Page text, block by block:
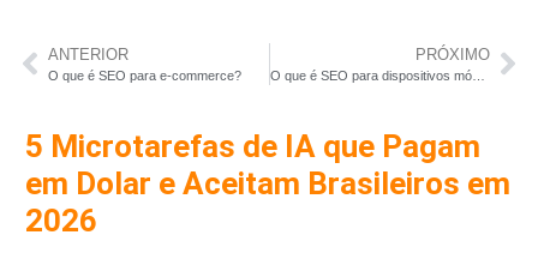
ANTERIOR
O que é SEO para e-commerce?
PRÓXIMO
O que é SEO para dispositivos móveis?
5 Microtarefas de IA que Pagam
em Dolar e Aceitam Brasileiros em
2026